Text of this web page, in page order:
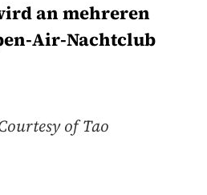
an mehreren
Air-Nachtclub
of Tao